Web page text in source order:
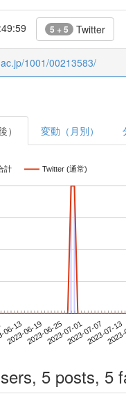
5 + 5 Twitter
1001/00213583/
変動（月別）
計 Twitter (通常)
13
2023-06-192023-06-252023-07-012023-07-072023-07-13
5 posts, 5